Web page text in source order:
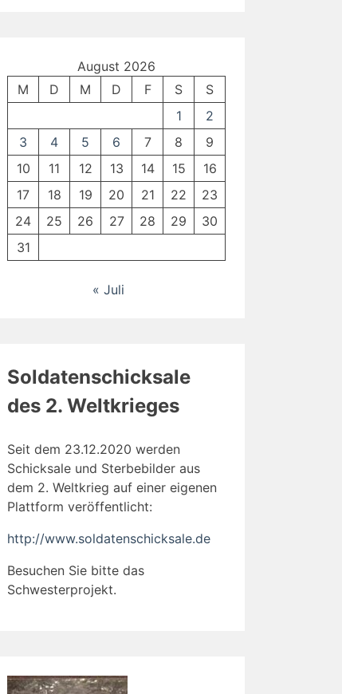
August 2026
M
D M D F S
S
1
2
3
4 5 6 7 8
9
10
11 12 13 14 15
16
17
18 19 20 21 22
23
24
25 26 27 28 29
30
31
« Juli
Soldatenschicksale
des 2. Weltkrieges
Seit dem 23.12.2020 werden
Schicksale und Sterbebilder aus
dem 2. Weltkrieg auf einer eigenen
Plattform veröffentlicht:
http://www.soldatenschicksale.de
Besuchen Sie bitte das
Schwesterprojekt.